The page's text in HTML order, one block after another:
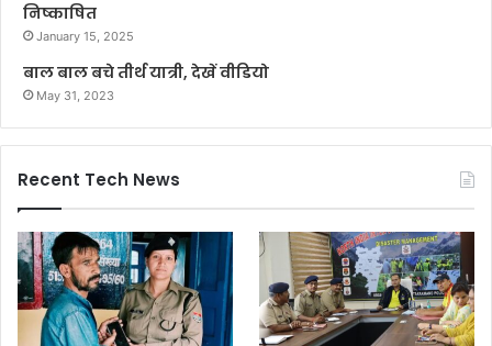
निष्काषित
January 15, 2025
बाल बाल बचे तीर्थ यात्री, देखें वीडियो
May 31, 2023
Recent Tech News